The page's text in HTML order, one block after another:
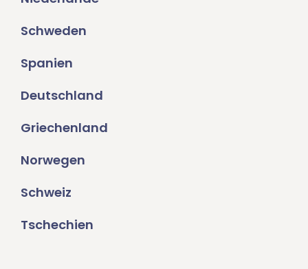
Schweden
Spanien
Deutschland
Griechenland
Norwegen
Schweiz
Tschechien